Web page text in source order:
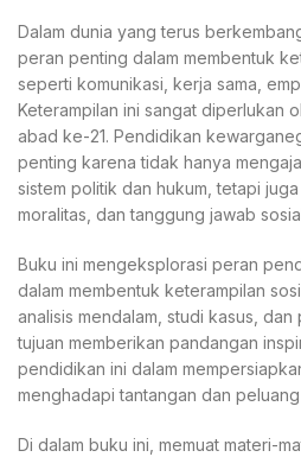
Dalam dunia yang terus
peran penting dalam membentuk
seperti komunikasi, kerja sama,
Keterampilan ini sangat diperlukan
abad ke-21. Pendidikan
penting karena tidak hanya
sistem politik dan hukum, tetapi
moralitas, dan tanggung jawab
Buku ini mengeksplorasi peran
dalam membentuk keterampilan
analisis mendalam, studi kasus,
tujuan memberikan pandangan
pendidikan ini dalam
menghadapi tantangan dan
Di dalam buku ini, memuat materi-